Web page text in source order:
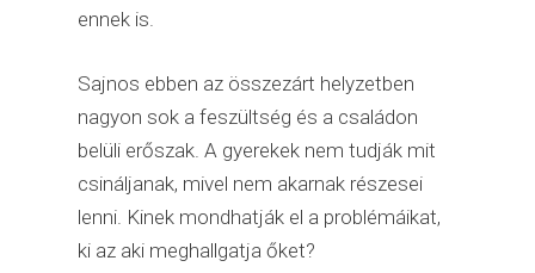
ennek is.
Sajnos ebben az összezárt helyzetben
nagyon sok a feszültség és a családon
belüli erőszak. A gyerekek nem tudják mit
csináljanak, mivel nem akarnak részesei
lenni. Kinek mondhatják el a problémáikat,
ki az aki meghallgatja őket?